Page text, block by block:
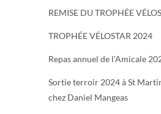
REMISE DU TROPHÉE
TROPHÉE VÉLOSTAR 2024
Repas annuel de l’Amicale
Sortie terroir 2024 à St
chez Daniel Mangeas